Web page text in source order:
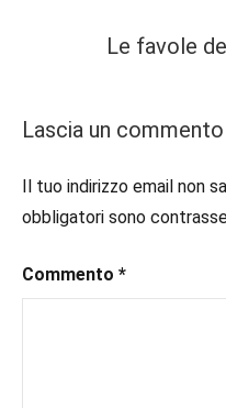
#bloggerlife
#consigliodilettura
#horror,
#inlibreria,
#ioleggo,
#italianblogger,
Le favole
Lascia un commento
Il tuo indirizzo email non
obbligatori sono
Commento *